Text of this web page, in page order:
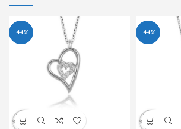
-44% -44%